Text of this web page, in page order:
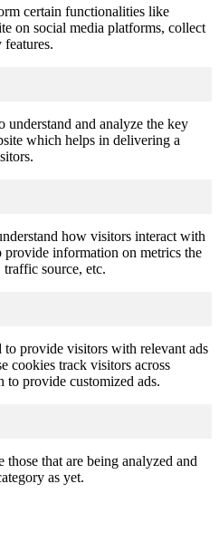
certain functionalities like
on social media platforms, collect
understand and analyze the key
which helps in delivering a
how visitors interact with
provide information on metrics the
source, etc.
to provide visitors with relevant ads
cookies track visitors across
to provide customized ads.
that are being analyzed and
as yet.